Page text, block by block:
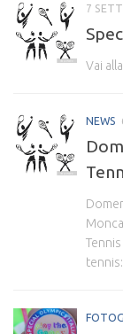
7
Vai
NEWS